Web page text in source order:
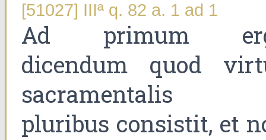
[51027] IIIª q. 82 a. 1 ad 1
Ad primum
dicendum quod
sacramentalis
pluribus consistit, et